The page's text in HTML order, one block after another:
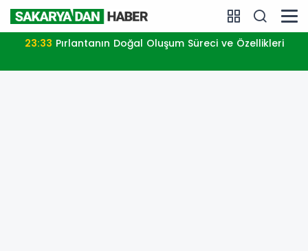
23:33 Pırlantanın Doğal Oluşum Süreci ve Özellikleri